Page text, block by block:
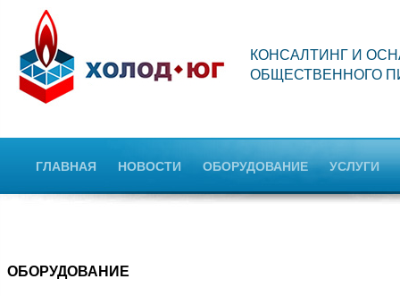
КОНСАЛТИНГ И
ОБЩЕСТВЕННОГО
ГЛАВНАЯ НОВОСТИ ОБОРУДОВАНИЕ УСЛУГИ
OБОРУДОВАНИЕ